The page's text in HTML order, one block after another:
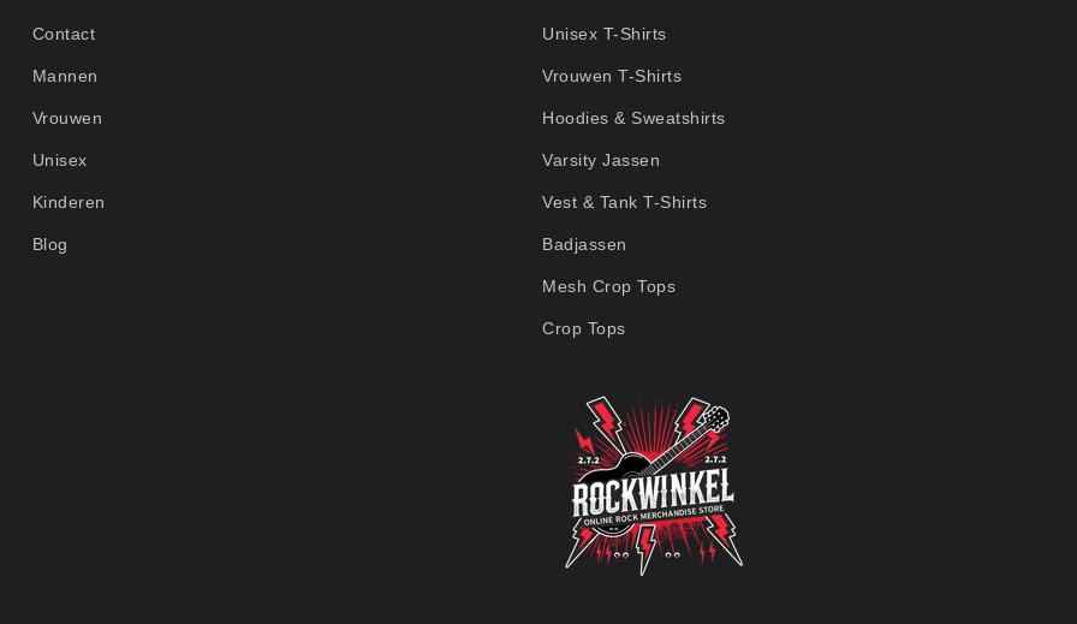
Contact
Mannen
Vrouwen
Unisex
Kinderen
Blog
Unisex T-Shirts
Vrouwen T-Shirts
Hoodies & Sweatshirts
Varsity Jassen
Vest & Tank T-Shirts
Badjassen
Mesh Crop Tops
Crop Tops